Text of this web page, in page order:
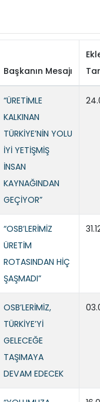
Başkanın Mesajı
“ÜRETİMLE
KALKINAN
TÜRKİYE’NİN YOLU
İYİ YETİŞMİŞ
İNSAN
KAYNAĞINDAN
GEÇİYOR”
“OSB’LERİMİZ
ÜRETİM
ROTASINDAN HİÇ
ŞAŞMADI”
OSB’LERİMİZ,
TÜRKİYE’Yİ
GELECEĞE
TAŞIMAYA
DEVAM EDECEK